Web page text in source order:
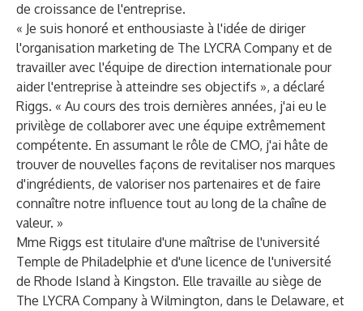
de croissance de l'entreprise.
« Je suis honoré et enthousiaste à l'idée de diriger
l'organisation marketing de The LYCRA Company et de
travailler avec l'équipe de direction internationale pour
aider l'entreprise à atteindre ses objectifs », a déclaré
Riggs. « Au cours des trois dernières années, j'ai eu le
privilège de collaborer avec une équipe extrêmement
compétente. En assumant le rôle de CMO, j'ai hâte de
trouver de nouvelles façons de revitaliser nos marques
d'ingrédients, de valoriser nos partenaires et de faire
connaître notre influence tout au long de la chaîne de
valeur. »
Mme Riggs est titulaire d'une maîtrise de l'université
Temple de Philadelphie et d'une licence de l'université
de Rhode Island à Kingston. Elle travaille au siège de
The LYCRA Company à Wilmington, dans le Delaware, et